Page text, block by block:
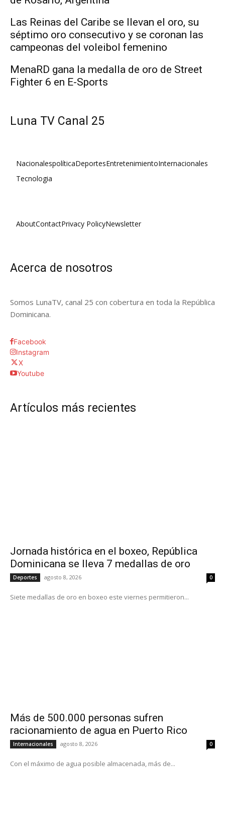
Las Reinas del Caribe se llevan el oro, su
séptimo oro consecutivo y se coronan las
campeonas del voleibol femenino
MenaRD gana la medalla de oro de Street
Fighter 6 en E-Sports
Luna TV Canal 25
NacionalespolíticaDeportesEntretenimientoInternacionales
Tecnologia
AboutContactPrivacy PolicyNewsletter
Acerca de nosotros
Somos LunaTV, canal 25 con cobertura en toda la República
Dominicana.
Facebook
Instagram
X
Youtube
Artículos más recientes
Jornada histórica en el boxeo, República
Dominicana se lleva 7 medallas de oro
Deportes agosto 8, 2026 0
Siete medallas de oro en boxeo este viernes permitieron...
Más de 500.000 personas sufren
racionamiento de agua en Puerto Rico
Internacionales agosto 8, 2026 0
Con el máximo de agua posible almacenada, más de...